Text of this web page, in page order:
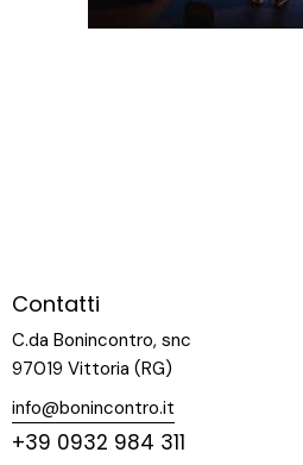
Contatti
C.da Bonincontro, snc
97019 Vittoria (RG)
info@bonincontro.it
+39 0932 984 311